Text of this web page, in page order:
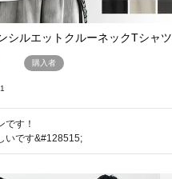
シルエットクルーネックTシャツ
購入者
です！
いです&#128515;